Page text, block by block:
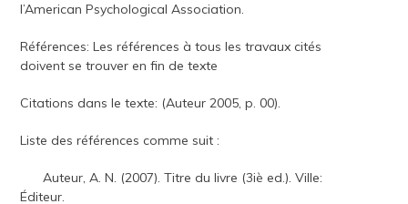
l’American Psychological Association.
Références: Les références à tous les travaux cités
doivent se trouver en fin de texte
Citations dans le texte: (Auteur 2005, p. 00).
Liste des références comme suit :
Auteur, A. N. (2007). Titre du livre (3iè ed.). Ville:
Éditeur.